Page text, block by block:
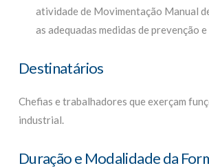
atividade de Movimentação Manual
as adequadas medidas de prevenção
Destinatários
Chefias e trabalhadores que exerçam
industrial.
Duração e Modalidade da